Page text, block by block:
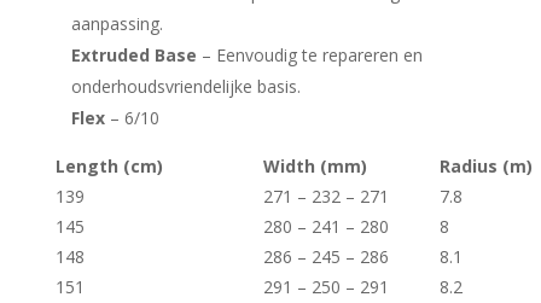
aanpassing.
Extruded Base – Eenvoudig te repareren en
onderhoudsvriendelijke basis.
Flex– 6/10
Length (cm) Width (mm)
Radius (m)
139
271 – 232 – 271
7.8
145
280 – 241 – 280
8
148
286 – 245 – 286
8.1
151
291 – 250 – 291
8.2